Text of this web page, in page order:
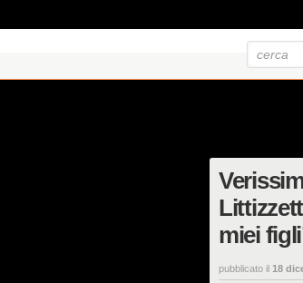
miei
pubblicato il 18